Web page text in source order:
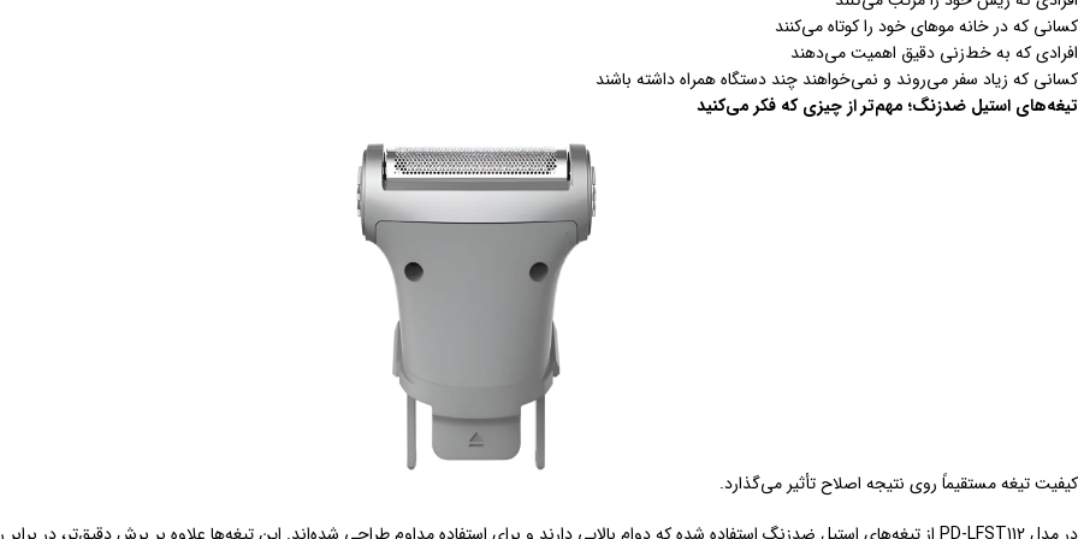
کسانی که در خانه موهای خود را کوتاه می‌کنند
افرادی که به خط‌زنی دقیق اهمیت می‌دهند
کسانی که زیاد سفر می‌روند و نمی‌خواهند چند دستگاه همراه داشته باشند
تیغه‌های استیل ضدزنگ؛ مهم‌تر از چیزی که فکر می‌کنید
کیفیت تیغه مستقیماً روی نتیجه اصلاح تأثیر می‌گذارد.